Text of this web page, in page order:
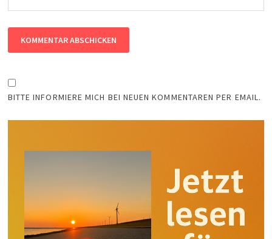
BITTE INFORMIERE MICH BEI NEUEN KOMMENTAREN PER EMAIL.